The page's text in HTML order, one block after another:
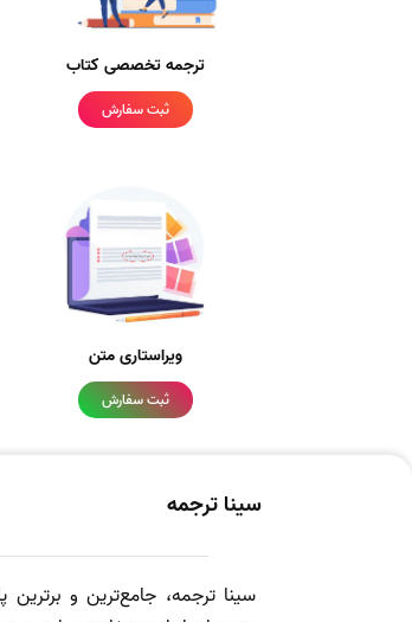
ترجمه تخصصی کتاب
ثبت سفارش
ویراستاری متن
ثبت سفارش
سینا ترجمه
سینا ترجمه، جامع‌ترین و